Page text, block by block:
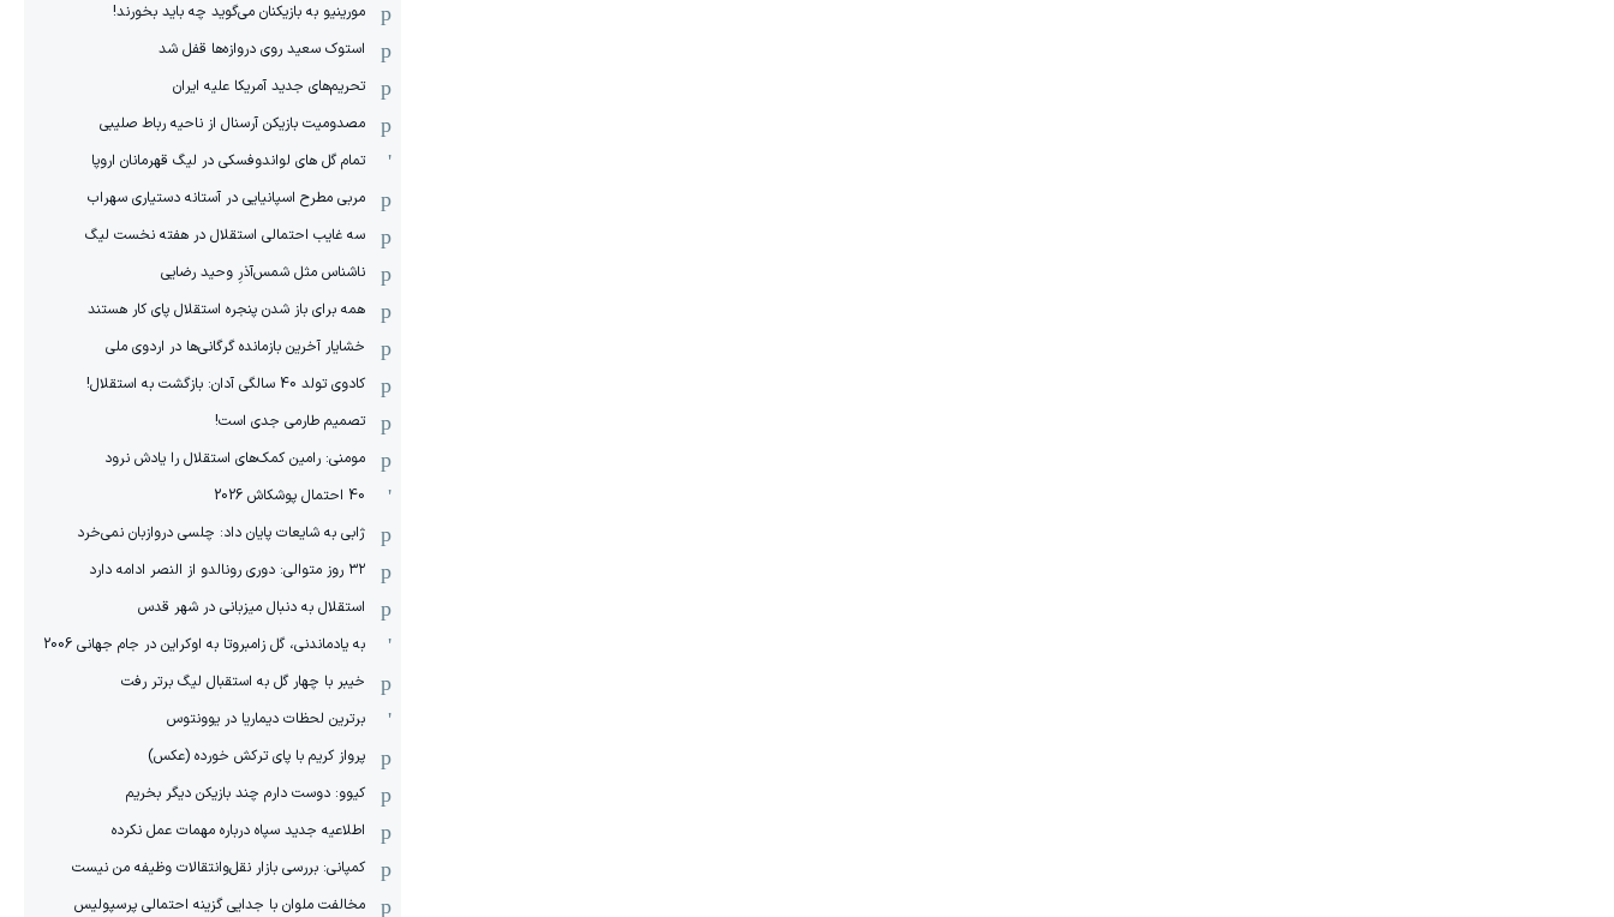
مورینیو به بازیکنان می‌گوید چه باید بخورند!
استوک سعید روی دروازه‌ها قفل شد
تحریم‌های جدید آمریکا علیه ایران
مصدومیت بازیکن آرسنال از ناحیه رباط صلیبی
تمام گل های لواندوفسکی در لیگ قهرمانان اروپا
مربی مطرح اسپانیایی در آستانه دستیاری سهراب
سه غایب احتمالی استقلال در هفته نخست لیگ
ناشناس مثل شمس‌آذرِ وحید رضایی
همه برای باز شدن پنجره استقلال پای کار هستند
خشایار آخرین بازمانده گرگانی‌ها در اردوی ملی
کادوی تولد 40 سالگی آدان: بازگشت به استقلال!
تصمیم طارمی جدی است!
مومنی: رامین کمک‌های استقلال را یادش نرود
40 احتمال پوشکاش 2026
ژابی به شایعات پایان داد: چلسی دروازبان نمی‌خرد
۳۲ روز متوالی: دوری رونالدو از النصر ادامه دارد
استقلال به دنبال میزبانی در شهر قدس
به یادماندنی، گل زامبروتا به اوکراین در جام جهانی 2006
خیبر با چهار گل به استقبال لیگ برتر رفت
برترین لحظات دیماریا در یوونتوس
پرواز کریم با پای ترکش خورده (عکس)
کیوو: دوست دارم چند بازیکن دیگر بخریم
اطلاعیه جدید سپاه درباره مهمات عمل نکرده
کمپانی: بررسی بازار نقل‌وانتقالات وظیفه من نیست
مخالفت ملوان با جدایی گزینه احتمالی پرسپولیس